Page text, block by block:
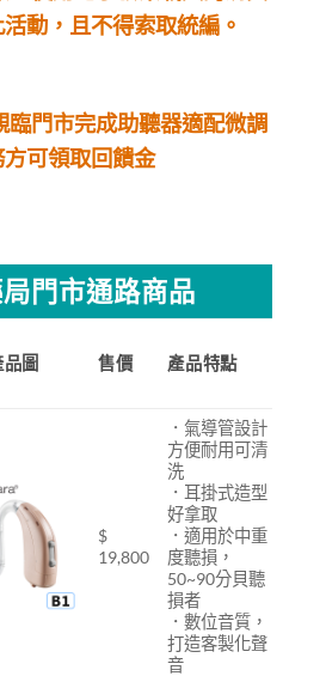
動，且不得索取統編。
臨門市完成助聽器適配微調
方可領取回饋金
門市通路商品
品圖 售價 產品特點
$
19,800
．氣導管設計
方便耐用可清
洗
．耳掛式造型
好拿取
．適用於中重
度聽損，
50~90分貝聽
損者
．數位音質，
打造客製化聲
音